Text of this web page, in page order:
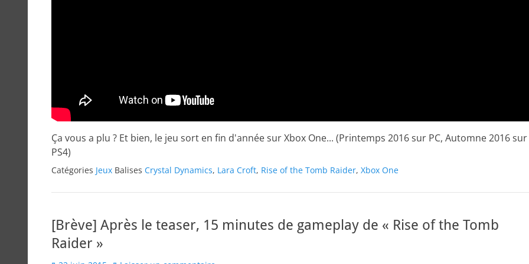
Ça vous a plu ? Et bien, le jeu sort en fin d'année sur Xbox One... (Printemps 2016 sur PC, Automne 2016 sur
PS4)
Catégories Jeux Balises Crystal Dynamics, Lara Croft, Rise of the Tomb Raider, Xbox One
[Brève] Après le teaser, 15 minutes de gameplay de « Rise of the Tomb
Raider »